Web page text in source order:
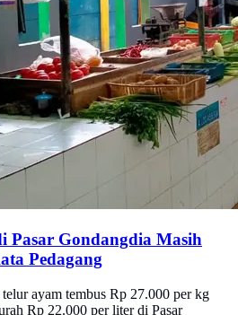
Pasar Gondangdia Masih
Pedagang
ayam tembus Rp 27.000 per kg
Rp 22.000 per liter di Pasar